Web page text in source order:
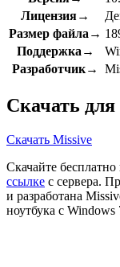
Лицензия→
Размер файла→
Поддержка→
Разработчик→
Скачать
Скачать Missive
Скачайте
ссылке с сервера.
и разработана
ноутбука с Windows